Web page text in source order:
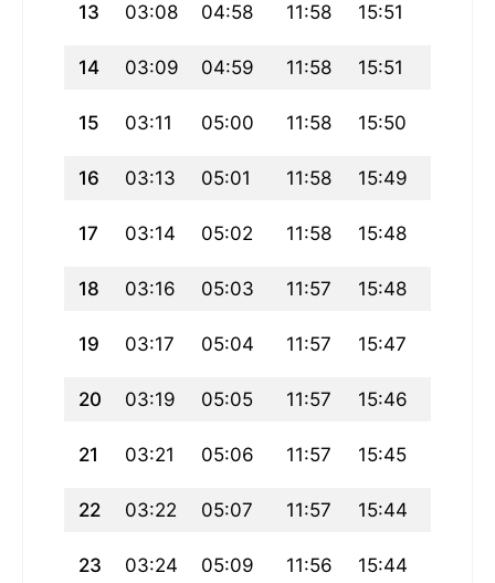
13 03:08 04:58 11:58 15:51
14 03:09 04:59 11:58 15:51
15 03:11 05:00 11:58 15:50
16 03:13 05:01 11:58 15:49
17 03:14 05:02 11:58 15:48
18 03:16 05:03 11:57 15:48
19 03:17 05:04 11:57 15:47
20 03:19 05:05 11:57 15:46
21 03:21 05:06 11:57 15:45
22 03:22 05:07 11:57 15:44
23 03:24 05:09 11:56 15:44